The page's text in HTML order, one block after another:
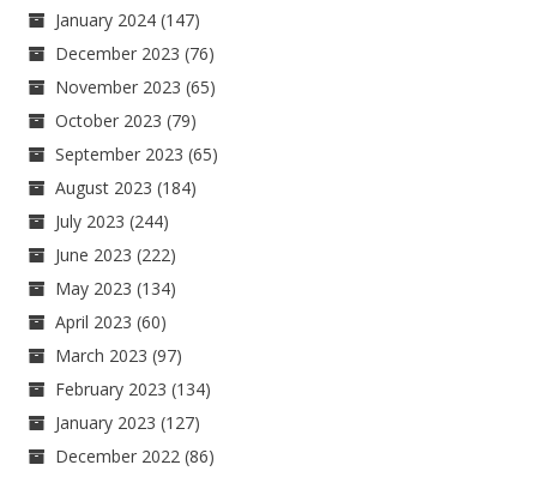
January 2024 (147)
December 2023 (76)
November 2023 (65)
October 2023 (79)
September 2023 (65)
August 2023 (184)
July 2023 (244)
June 2023 (222)
May 2023 (134)
April 2023 (60)
March 2023 (97)
February 2023 (134)
January 2023 (127)
December 2022 (86)